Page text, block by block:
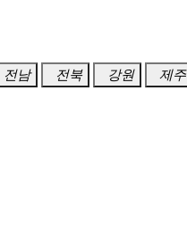
전남 전북 강원 제주